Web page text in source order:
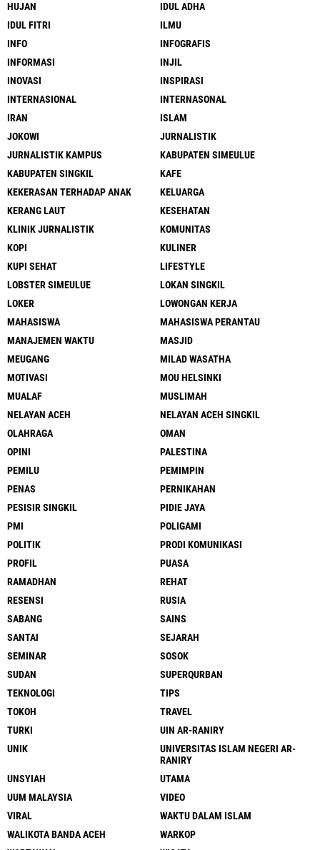
HUJAN
IDUL ADHA
IDUL FITRI
ILMU
INFO
INFOGRAFIS
INFORMASI
INJIL
INOVASI
INSPIRASI
INTERNASIONAL
INTERNASONAL
IRAN
ISLAM
JOKOWI
JURNALISTIK
JURNALISTIK KAMPUS
KABUPATEN SIMEULUE
KABUPATEN SINGKIL
KAFE
KEKERASAN TERHADAP ANAK
KELUARGA
KERANG LAUT
KESEHATAN
KLINIK JURNALISTIK
KOMUNITAS
KOPI
KULINER
KUPI SEHAT
LIFESTYLE
LOBSTER SIMEULUE
LOKAN SINGKIL
LOKER
LOWONGAN KERJA
MAHASISWA
MAHASISWA PERANTAU
MANAJEMEN WAKTU
MASJID
MEUGANG
MILAD WASATHA
MOTIVASI
MOU HELSINKI
MUALAF
MUSLIMAH
NELAYAN ACEH
NELAYAN ACEH SINGKIL
OLAHRAGA
OMAN
OPINI
PALESTINA
PEMILU
PEMIMPIN
PENAS
PERNIKAHAN
PESISIR SINGKIL
PIDIE JAYA
PMI
POLIGAMI
POLITIK
PRODI KOMUNIKASI
PROFIL
PUASA
RAMADHAN
REHAT
RESENSI
RUSIA
SABANG
SAINS
SANTAI
SEJARAH
SEMINAR
SOSOK
SUDAN
SUPERQURBAN
TEKNOLOGI
TIPS
TOKOH
TRAVEL
TURKI
UIN AR-RANIRY
UNIK
UNIVERSITAS ISLAM NEGERI AR-
RANIRY
UNSYIAH
UTAMA
UUM MALAYSIA
VIDEO
VIRAL
WAKTU DALAM ISLAM
WALIKOTA BANDA ACEH
WARKOP